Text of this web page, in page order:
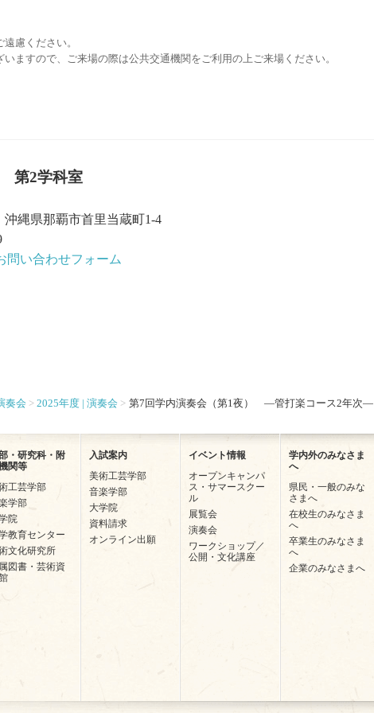
慮ください。
ますので、ご来場の際は公共交通機関をご利用の上ご来場ください。
第2学科室
縄県那覇市首里当蔵町1-4
問い合わせフォーム
奏会 2025年度 | 演奏会 第7回学内演奏会（第1夜） ―管打楽コース2年次―
・研究科・附
関等
工芸学部
学部
院
教育センター
文化研究所
図書・芸術資
入試案内
美術工芸学部
音楽学部
大学院
資料請求
オンライン出願
イベント情報
オープンキャンパ
ス・サマースクー
ル
展覧会
演奏会
ワークショップ／
公開・文化講座
学内外のみなさま
へ
県民・一般のみな
さまへ
在校生のみなさま
へ
卒業生のみなさま
へ
企業のみなさまへ